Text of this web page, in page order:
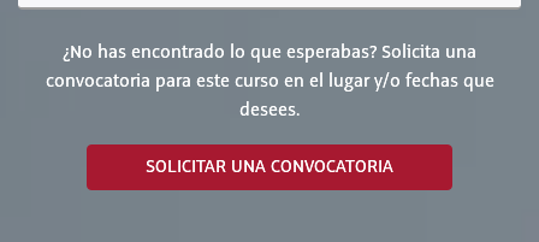
¿No has encontrado lo que esperabas? Solicita una
convocatoria para este curso en el lugar y/o fechas que
desees.
SOLICITAR UNA CONVOCATORIA